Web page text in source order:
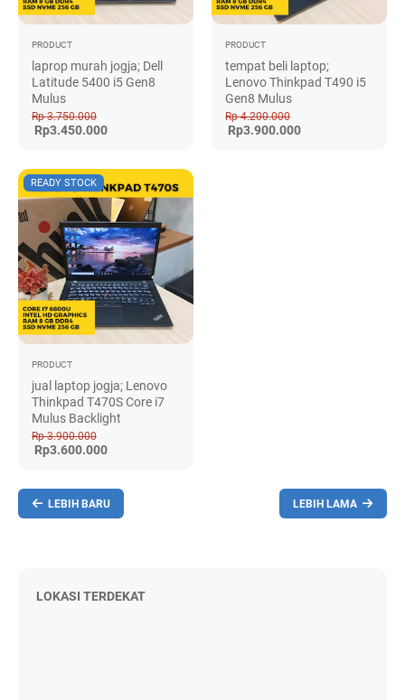
PRODUCT
laprop murah jogja; Dell
Latitude 5400 i5 Gen8
Mulus
Rp 3.750.000
Rp3.450.000
PRODUCT
tempat beli laptop;
Lenovo Thinkpad T490 i5
Gen8 Mulus
Rp 4.200.000
Rp3.900.000
PRODUCT
jual laptop jogja; Lenovo
Thinkpad T470S Core i7
Mulus Backlight
Rp 3.900.000
Rp3.600.000
READY STOCK
LEBIH BARU LEBIH LAMA
LOKASI TERDEKAT